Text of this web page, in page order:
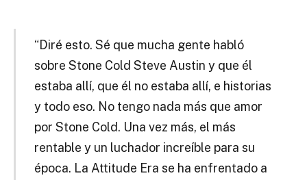
“Diré esto. Sé que mucha gente habló
sobre Stone Cold Steve Austin y que él
estaba allí, que él no estaba allí, e historias
y todo eso. No tengo nada más que amor
por Stone Cold. Una vez más, el más
rentable y un luchador increíble para su
época. La Attitude Era se ha enfrentado a